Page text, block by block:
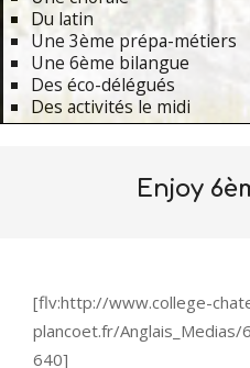
Du latin
Une 3ème prépa-métiers
Une 6ème bilangue
Des éco-délégués
Des activités le midi
Enjoy
[flv:http://www.college-
plancoet.fr/
640]